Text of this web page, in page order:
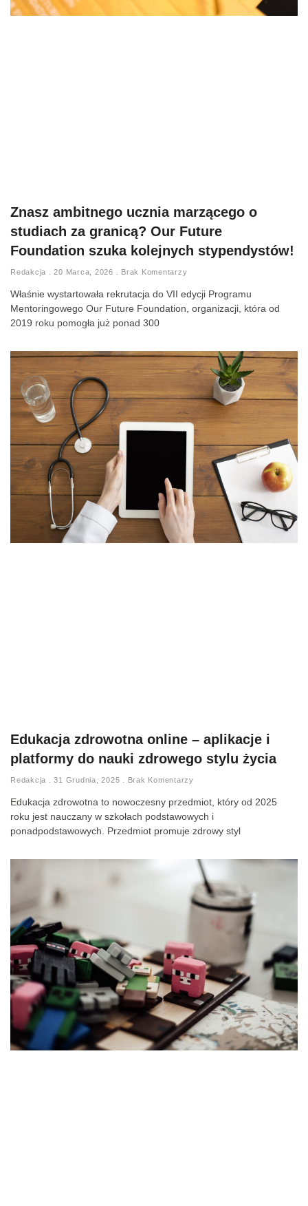
Znasz ambitnego ucznia marzącego o
studiach za granicą? Our Future
Foundation szuka kolejnych stypendystów!
Redakcja 20 Marca, 2026 Brak Komentarzy
Właśnie wystartowała rekrutacja do VII edycji Programu
Mentoringowego Our Future Foundation, organizacji, która od
2019 roku pomogła już ponad 300
Edukacja zdrowotna online – aplikacje i
platformy do nauki zdrowego stylu życia
Redakcja 31 Grudnia, 2025 Brak Komentarzy
Edukacja zdrowotna to nowoczesny przedmiot, który od 2025
roku jest nauczany w szkołach podstawowych i
ponadpodstawowych. Przedmiot promuje zdrowy styl